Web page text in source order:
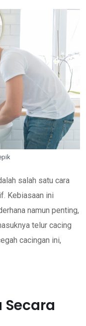
salah satu cara
Kebiasaan ini
namun penting,
telur cacing
cacingan ini,
Secara